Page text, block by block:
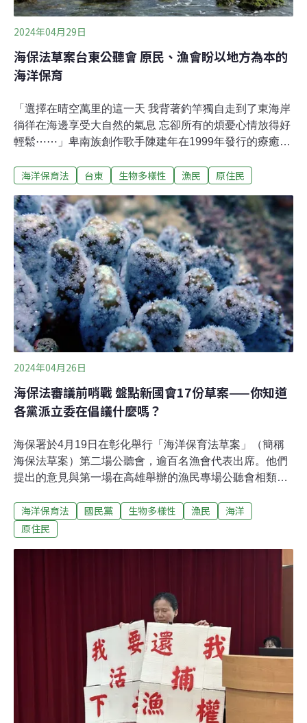
2024年04月29日
海保法草案台東公聽會 原民、漁會盼以地方為本的
海洋保育
「選擇在晴空萬里的這一天 我背著釣竿獨自走到了東海岸
徜徉在海邊享受大自然的氣息 忘卻所有的煩憂心情放得好
輕鬆⋯⋯」卑南族創作歌手陳建年在1999年發行的療癒系
舊美麗無恙嗎？台東縣境內有綠島、富山、小港、小馬、
皆屬於海保署45處海洋保護區管理成效體檢中吊車尾的
「低度保護」，顯示既有的保護區多年以來有名無實，無
法落實保育目的。如今來到海洋基本法通過後的第六年，
除了需落實棲地監測管理計畫，對於民眾溝通尚有進步空
間。海保法公聽會到台東 人潮爆滿討論約一小時「海洋保
育法」（以下簡稱海保法）起源於2019年通過的《海洋基
本法》，明定通過後兩年內需基於「生態系統」制定保育
法令。海保署於2021年建立台灣第一套「海洋保護區經營
管理成效評估指標」，2022年全面體檢45處海洋保護區管
理成效。2024年初，海
海洋保育法 台東 生物多樣性 漁民 原住民
2024年04月26日
海保法審議前哨戰 盤點新國會17份草案——你知道
各黨派立委在倡議什麼嗎？
海保署於4月19日在彰化舉行「海洋保育法草案」（簡稱
海保法草案）第二場公聽會，逾百名漁會代表出席。他們
提出的意見與第一場在高雄舉辦的漁民專場公聽會相類似
護區的審議會真的有漁民聲音嗎？補償方案是什麼？國民
黨立委許宇甄的丈夫、全國漁會總幹事林啟滄在會上稱，
三黨在過去兩個月，已提出17個海保法草案版本。到底這
些版本與行政院版有什麼差異？各黨派立委間的提案又是
否互相矛盾？《環境資訊中心》對比新國會所有海保法草
案，一探各黨派立場。部分立委1人提2~3個版本 條文訴求
不一新國會於2月1日履職，海委會海洋保育署旋即在2月
下旬把行政院版本的海保法草案送進立法院審議。許宇甄
及無黨籍立委高金素梅提出動議稱，海委會
海洋保育法 國民黨 生物多樣性 漁民
海洋
原住民